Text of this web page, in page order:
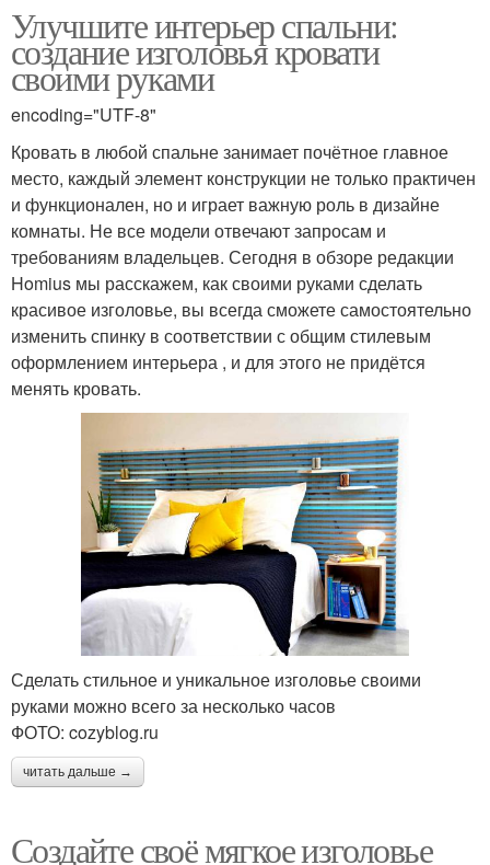
Улучшите интерьер спальни:
создание изголовья кровати
своими руками
encoding="UTF-8"
Кровать в любой спальне занимает почётное главное
место, каждый элемент конструкции не только практичен
и функционален, но и играет важную роль в дизайне
комнаты. Не все модели отвечают запросам и
требованиям владельцев. Сегодня в обзоре редакции
Homius мы расскажем, как своими руками сделать
красивое изголовье, вы всегда сможете самостоятельно
изменить спинку в соответствии с общим стилевым
оформлением интерьера , и для этого не придётся
менять кровать.
Сделать стильное и уникальное изголовье своими
руками можно всего за несколько часов
ФОТО: cozyblog.ru
читать дальше →
Создайте своё мягкое изголовье